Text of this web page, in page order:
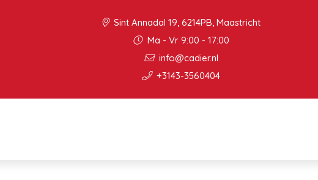
Sint Annadal 19, 6214PB, Maastricht
Ma - Vr 9:00 - 17:00
info@cadier.nl
+3143-3560404